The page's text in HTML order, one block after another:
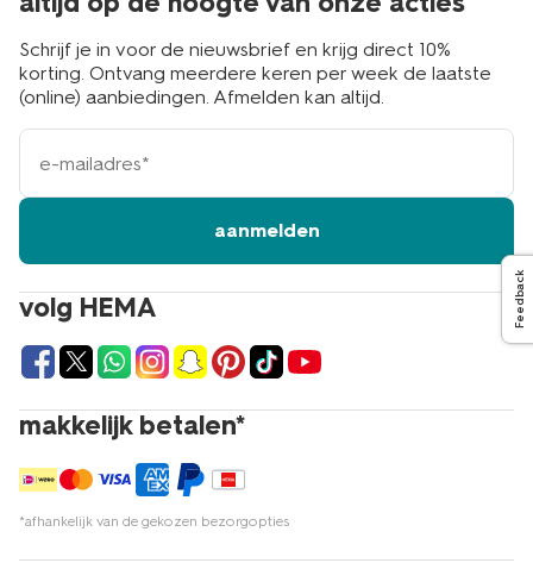
volg HEMA
makkelijk betalen*
*afhankelijk van de gekozen bezorgopties
Schrijf je in voor de nieuwsbrief en krijg direct 10%
korting. Ontvang meerdere keren per week de laatste
(online) aanbiedingen. Afmelden kan altijd.
e-
mailadres
aanmelden
Feedback